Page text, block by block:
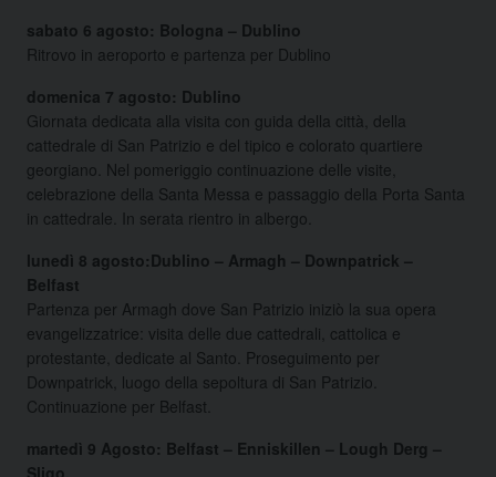
sabato 6 agosto: Bologna – Dublino
Ritrovo in aeroporto e partenza per Dublino
domenica 7 agosto: Dublino
Giornata dedicata alla visita con guida della città, della
cattedrale di San Patrizio e del tipico e colorato quartiere
georgiano. Nel pomeriggio continuazione delle visite,
celebrazione della Santa Messa e passaggio della Porta Santa
in cattedrale. In serata rientro in albergo.
lunedì 8 agosto:Dublino – Armagh – Downpatrick –
Belfast
Partenza per Armagh dove San Patrizio iniziò la sua opera
evangelizzatrice: visita delle due cattedrali, cattolica e
protestante, dedicate al Santo. Proseguimento per
Downpatrick, luogo della sepoltura di San Patrizio.
Continuazione per Belfast.
martedì 9 Agosto: Belfast – Enniskillen – Lough Derg –
Sligo.